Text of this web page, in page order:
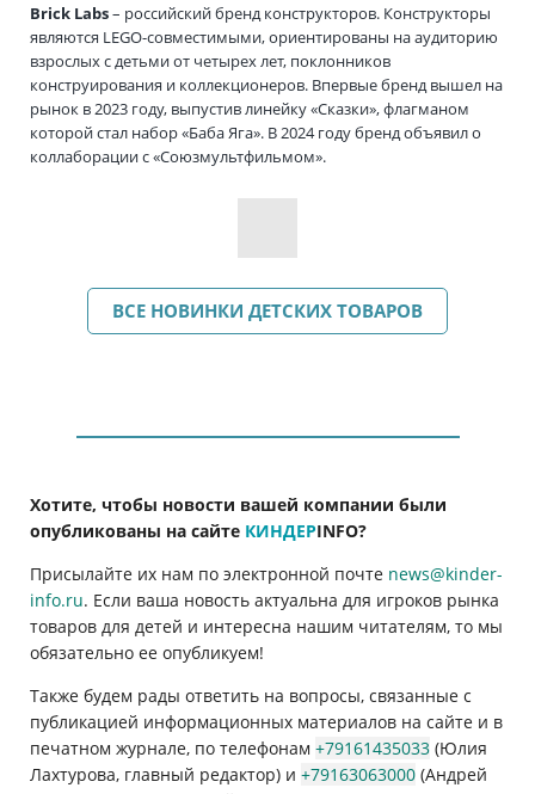
Brick Labs– российский бренд конструкторов. Конструкторы
являются LEGO-совместимыми, ориентированы на аудиторию
взрослых с детьми от четырех лет, поклонников
конструирования и коллекционеров. Впервые бренд вышел на
рынок в 2023 году, выпустив линейку «Сказки», флагманом
которой стал набор «Баба Яга». В 2024 году бренд объявил о
коллаборации с «Союзмультфильмом».
ВСЕ НОВИНКИ ДЕТСКИХ ТОВАРОВ
Хотите, чтобы новости вашей компании были
опубликованы на сайте КИНДЕРINFO?
Присылайте их нам по электронной почте news@kinder-
info.ru. Если ваша новость актуальна для игроков рынка
товаров для детей и интересна нашим читателям, то мы
обязательно ее опубликуем!
Также будем рады ответить на вопросы, связанные с
публикацией информационных материалов на сайте и в
печатном журнале, по телефонам +79161435033 (Юлия
Лахтурова, главный редактор) и +79163063000 (Андрей